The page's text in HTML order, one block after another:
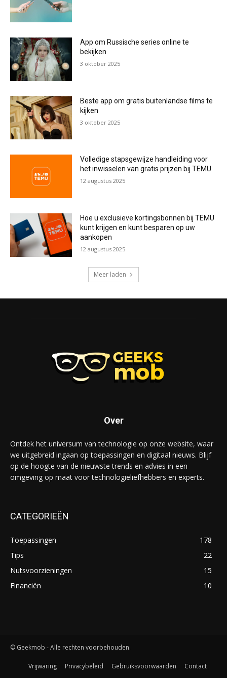
App om Russische series online te
bekijken
3 oktober 2025
Beste app om gratis buitenlandse films te
kijken
3 oktober 2025
Volledige stapsgewijze handleiding voor
het inwisselen van gratis prijzen bij TEMU
12 augustus 2025
Hoe u exclusieve kortingsbonnen bij TEMU
kunt krijgen en kunt besparen op uw
aankopen
12 augustus 2025
Meer laden
Over
Ontdek het universum van technologie op onze website, waar
we uitgebreid ingaan op toepassingen en digitaal nieuws. Blijf
op de hoogte van de nieuwste trends en advies in een
omgeving op maat voor technologieliefhebbers en experts.
CATEGORIEËN
Toepassingen
178
Tips
22
Nutsvoorzieningen
15
Financiën
10
© Geekmob - Alle rechten voorbehouden.
Vrijwaring Privacybeleid Gebruiksvoorwaarden Contact